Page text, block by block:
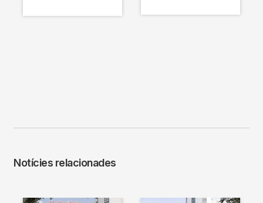
Notícies relacionades